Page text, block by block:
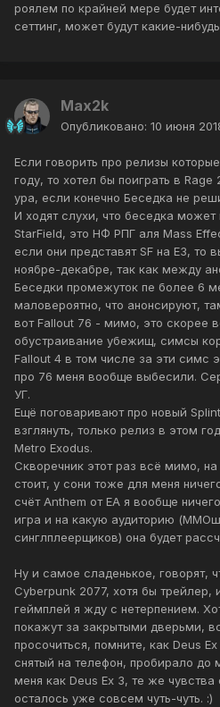
роялем по крайней мере будет
сеттинг, может будут какие-
Max2k
Опубликовано: 10 июня
Если говорить про релизы
году, то хотел бы поиграть в
ура, если конечно Беседка не
И ходят слухи, что беседка может
StarField, это НФ РПГ аля Mass
если они представят SF на E3, то
ноябре-декабре, так как между
Беседки промежуток пе более 6
маловероятно, что анонсируют,
вот Fallout 76 - мимо, это скорее
обустраивание убежищ, симсы
Fallout 4 в том числе за эти симс
про 76 меня вообще выбесили.
УГ.
Ещё поговаривают про новый
взглянуть, только релиз в этом
Metro Exodus.
Скворечник этот раз всё мимо, на
стоит, у сони тоже для меня
счёт Anthem от EA я вообще
игра и на какую аудиторию
синглплеерщиков) она будет
Ну и самое сладенькое, говорят,
Cyberpunk 2077, хотя бы трейлер,
геймплей я жду с нетерпением.
покажут за закрытыми дверьми,
просочиться, помните, как Deus
снятый на телефон, пробирало до
меня как Deus Ex 3, те же
осталось уже совсем чуть-чуть. :)